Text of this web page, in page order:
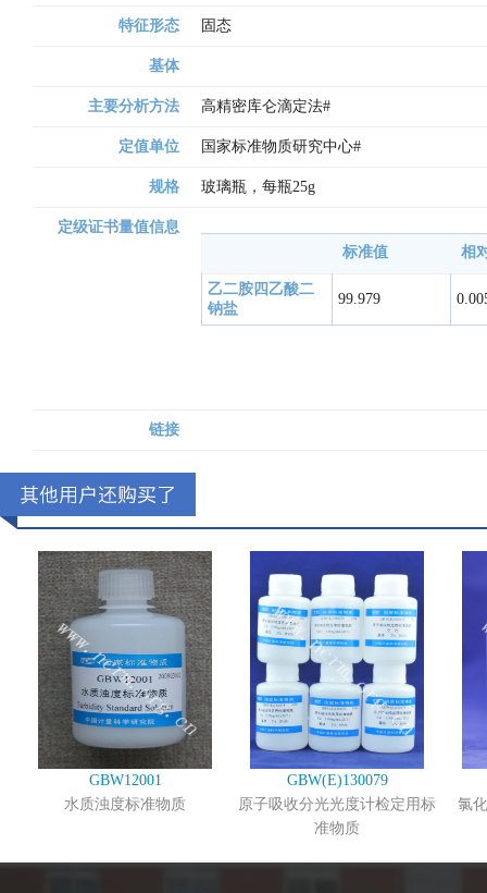
特征形态 固态
基体
主要分析方法 高精密库仑滴定法#
定值单位 国家标准物质研究中心#
规格 玻璃瓶，每瓶25g
定级证书量值信息
标准值
相
乙二胺四乙酸二
钠盐
99.979
链接
GBW12001
水质浊度标准物质
GBW(E)130079
原子吸收分光光度计检定用标
准物质
氯